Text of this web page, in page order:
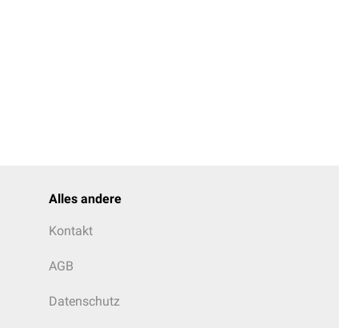
Alles andere
Kontakt
AGB
Datenschutz